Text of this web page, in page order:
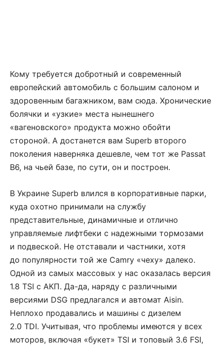
Кому требуется добротный и современный
европейский автомобиль с большим салоном и
здоровенным багажником, вам сюда. Хронические
болячки и «узкие» места нынешнего
«вагеновского» продукта можно обойти
стороной. А достанется вам Superb второго
поколения наверняка дешевле, чем тот же Passat
B6, на чьей базе, по сути, он и построен.
В Украине Superb влился в корпоративные парки,
куда охотно принимали на службу
представительные, динамичные и отлично
управляемые лифтбеки с надежными тормозами
и подвеской. Не отставали и частники, хотя
до популярности той же Camry «чеху» далеко.
Одной из самых массовых у нас оказалась версия
1.8 TSI с АКП. Да-да, наряду с различными
версиями DSG предлагался и автомат Aisin.
Неплохо продавались и машины с дизелем
2.0 TDI. Учитывая, что проблемы имеются у всех
моторов, включая «букет» TSI и топовый 3.6 FSI,